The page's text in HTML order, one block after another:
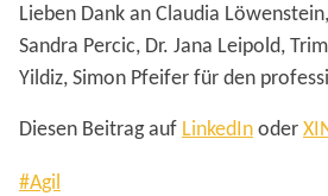
Lieben Dank an Claudia
Sandra Percic, Dr. Jana Leipold,
Yildiz, Simon Pfeifer für den
Diesen Beitrag auf LinkedIn oder
#Agil